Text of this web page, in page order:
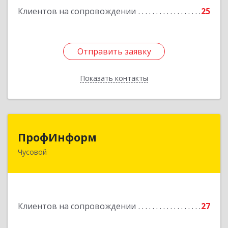
Клиентов на сопровождении 25
Отправить заявку
Показать контакты
Подробнее
Отправить заявку
Назад
ПрофИнформ
Чусовой
Клиентов на сопровождении 27
618204, Пермский край, г.о. Чусовской, Чусовой